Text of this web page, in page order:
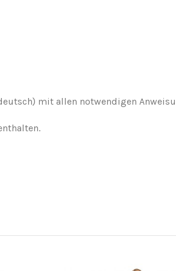
mit allen notwendigen